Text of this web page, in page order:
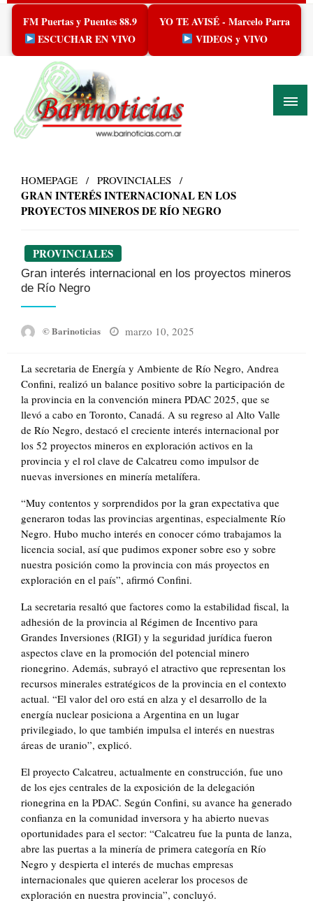
Skip
content
FM Puertas y Puentes 88.9
ESCUCHAR EN VIVO
YO TE AVISÉ - Marcelo Parra
VIDEOS y VIVO
HOMEPAGE PROVINCIALES
GRAN INTERÉS INTERNACIONAL EN LOS
PROYECTOS MINEROS DE RÍO NEGRO
PROVINCIALES
Gran interés internacional en los proyectos mineros
de Río Negro
© Barinoticias
Posted
marzo 10, 2025
La secretaria de Energía y Ambiente de Río Negro, Andrea
Confini, realizó un balance positivo sobre la participación de
la provincia en la convención minera PDAC 2025, que se
llevó a cabo en Toronto, Canadá. A su regreso al Alto Valle
de Río Negro, destacó el creciente interés internacional por
los 52 proyectos mineros en exploración activos en la
provincia y el rol clave de Calcatreu como impulsor de
nuevas inversiones en minería metalífera.
“Muy contentos y sorprendidos por la gran expectativa que
generaron todas las provincias argentinas, especialmente Río
Negro. Hubo mucho interés en conocer cómo trabajamos la
licencia social, así que pudimos exponer sobre eso y sobre
nuestra posición como la provincia con más proyectos en
exploración en el país”, afirmó Confini.
La secretaria resaltó que factores como la estabilidad fiscal, la
adhesión de la provincia al Régimen de Incentivo para
Grandes Inversiones (RIGI) y la seguridad jurídica fueron
aspectos clave en la promoción del potencial minero
rionegrino. Además, subrayó el atractivo que representan los
recursos minerales estratégicos de la provincia en el contexto
actual. “El valor del oro está en alza y el desarrollo de la
energía nuclear posiciona a Argentina en un lugar
privilegiado, lo que también impulsa el interés en nuestras
áreas de uranio”, explicó.
El proyecto Calcatreu, actualmente en construcción, fue uno
de los ejes centrales de la exposición de la delegación
rionegrina en la PDAC. Según Confini, su avance ha generado
confianza en la comunidad inversora y ha abierto nuevas
oportunidades para el sector: “Calcatreu fue la punta de lanza,
abre las puertas a la minería de primera categoría en Río
Negro y despierta el interés de muchas empresas
internacionales que quieren acelerar los procesos de
exploración en nuestra provincia”, concluyó.